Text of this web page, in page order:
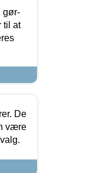
gør-
til at
De
være